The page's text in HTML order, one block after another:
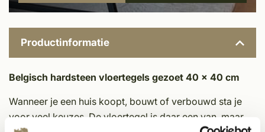
Productinformatie
Belgisch hardsteen vloertegels gezoet 40 x 40 cm
Wanneer je een huis koopt, bouwt of verbouwd sta je
voor veel keuzes. De vloertegel is daar een van, maar